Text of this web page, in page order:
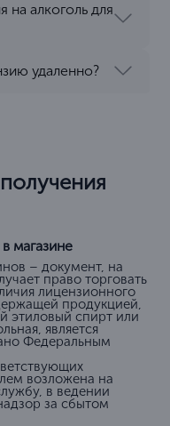
на алкоголь для
удаленно?
магазине
– документ, на
право торговать
лицензионного
продукцией,
этиловый спирт или
является
Федеральным
возложена на
в ведении
за сбытом